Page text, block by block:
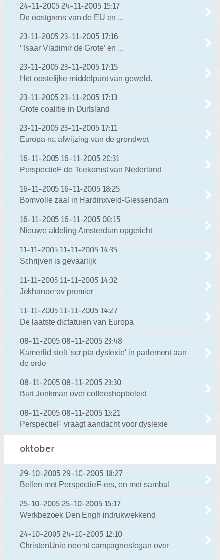
24-11-2005 24-11-2005 15:17
De oostgrens van de EU en ...
23-11-2005 23-11-2005 17:16
‘Tsaar Vladimir de Grote’ en ...
23-11-2005 23-11-2005 17:15
Het oostelijke middelpunt van geweld.
23-11-2005 23-11-2005 17:13
Grote coalitie in Duitsland
23-11-2005 23-11-2005 17:11
Europa na afwijzing van de grondwet
16-11-2005 16-11-2005 20:31
PerspectieF de Toekomst van Nederland
16-11-2005 16-11-2005 18:25
Bomvolle zaal in Hardinxveld-Giessendam
16-11-2005 16-11-2005 00:15
Nieuwe afdeling Amsterdam opgericht
11-11-2005 11-11-2005 14:35
Schrijven is gevaarlijk
11-11-2005 11-11-2005 14:32
Jekhanoerov premier
11-11-2005 11-11-2005 14:27
De laatste dictaturen van Europa
08-11-2005 08-11-2005 23:48
Kamerlid stelt 'scripta dyslexie' in parlement aan
de orde
08-11-2005 08-11-2005 23:30
Bart Jonkman over coffeeshopbeleid
08-11-2005 08-11-2005 13:21
PerspectieF vraagt aandacht voor dyslexie
oktober
29-10-2005 29-10-2005 18:27
Bellen met PerspectieF-ers, en met sambal
25-10-2005 25-10-2005 15:17
Werkbezoek Den Engh indrukwekkend
24-10-2005 24-10-2005 12:10
ChristenUnie neemt campagneslogan over